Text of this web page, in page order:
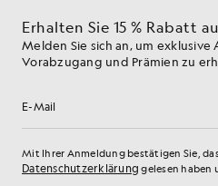
Erhalten Sie 15 % Rabatt
Melden Sie sich an, um
Vorabzugang und Prämien zu
E-Mail-Adresse
Mit Ihrer Anmeldung bestätigen Sie,
Datenschutzerklärung gelesen haben